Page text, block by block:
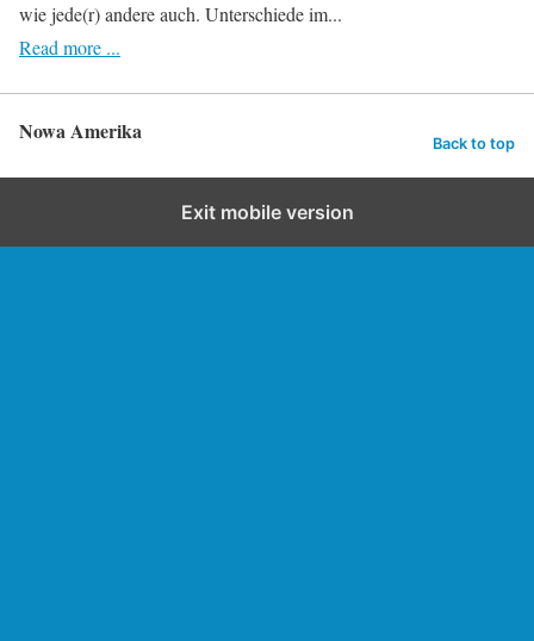
wie jede(r) andere auch. Unterschiede im...
Read more ...
Nowa Amerika Back to top
Exit mobile version